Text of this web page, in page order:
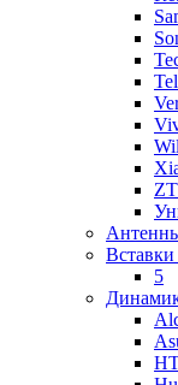
Вставки
5